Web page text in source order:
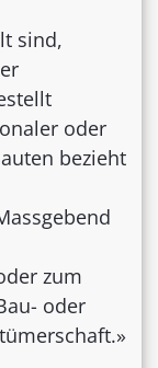
sind,
oder
bezieht
zum
oder